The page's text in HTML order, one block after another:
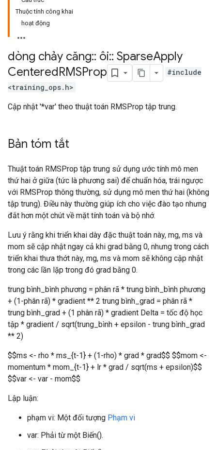
Thuộc tính công khai
hoạt động
dòng chảy căng:: ôi:: SparseApply
CenteredRMSProp
#include
<training_ops.h>
Cập nhật '*var' theo thuật toán RMSProp tập trung.
Bản tóm tắt
Thuật toán RMSProp tập trung sử dụng ước tính mô men
thứ hai ở giữa (tức là phương sai) để chuẩn hóa, trái ngược
với RMSProp thông thường, sử dụng mô men thứ hai (không
tập trung). Điều này thường giúp ích cho việc đào tạo nhưng
đắt hơn một chút về mặt tính toán và bộ nhớ.
Lưu ý rằng khi triển khai dày đặc thuật toán này, mg, ms và
mom sẽ cập nhật ngay cả khi grad bằng 0, nhưng trong cách
triển khai thưa thớt này, mg, ms và mom sẽ không cập nhật
trong các lần lặp trong đó grad bằng 0.
trung bình_bình phương = phân rã * trung bình_bình phương
+ (1-phân rã) * gradient ** 2 trung bình_grad = phân rã *
trung bình_grad + (1 phân rã) * gradient Delta = tốc độ học
tập * gradient / sqrt(trung_bình + epsilon - trung bình_grad
** 2)
$$ms <- rho * ms_{t-1} + (1-rho) * grad * grad$$ $$mom <-
momentum * mom_{t-1} + lr * grad / sqrt(ms + epsilon)$$
$$var <- var - mom$$
Lập luận:
phạm vi: Một đối tượng Phạm vi
var: Phải từ một Biến().